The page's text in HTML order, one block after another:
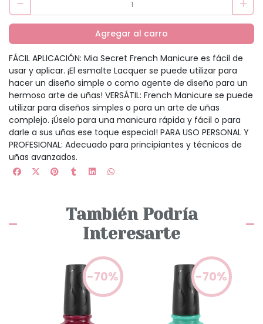
Agregar al carro
FÁCIL APLICACIÓN: Mia Secret French Manicure es fácil de
usar y aplicar. ¡El esmalte Lacquer se puede utilizar para
hacer un diseño simple o como agente de diseño para un
hermoso arte de uñas! VERSÁTIL: French Manicure se puede
utilizar para diseños simples o para un arte de uñas
complejo. ¡Úselo para una manicura rápida y fácil o para
darle a sus uñas ese toque especial! PARA USO PERSONAL Y
PROFESIONAL: Adecuado para principiantes y técnicos de
uñas avanzados.
También Podría
Interesarte
-70% -70%